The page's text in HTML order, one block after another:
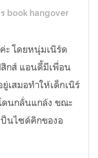
book hangover
ะ โดยหนุ่มเนิร์ด
กส์ แอนดี้มีเพื่อน
เสมอทำให้เด็กเนิร์
ดนกลั่นแกล้ง ขณะ
ป็นไซด์คิกของอ